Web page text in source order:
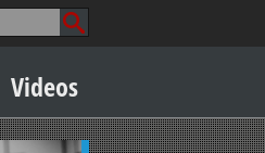
Videos